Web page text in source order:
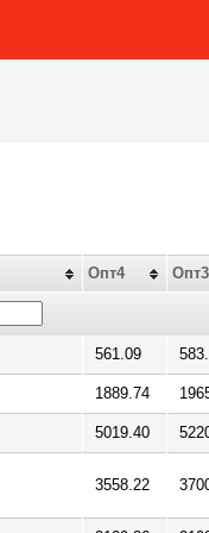
Опт4 Опт3
561.09
1889.74
5019.40
3558.22